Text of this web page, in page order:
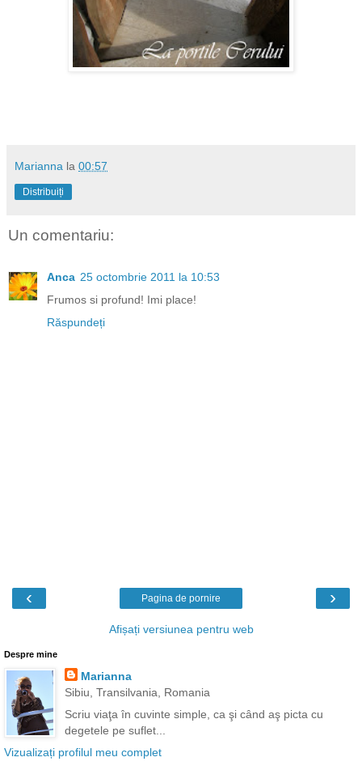
Marianna la 00:57
Distribuiți
Un comentariu:
Anca 25 octombrie 2011 la 10:53
Frumos si profund! Imi place!
Răspundeți
‹ ›
Pagina de pornire
Afișați versiunea pentru web
Despre mine
Marianna
Sibiu, Transilvania, Romania
Scriu viaţa în cuvinte simple, ca şi când aş picta cu
degetele pe suflet...
Vizualizați profilul meu complet